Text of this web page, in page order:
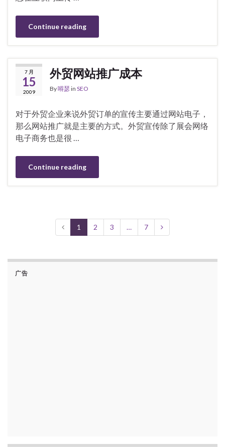
Continue reading
7 月
15
2009
外贸网站推广成本
By嘚瑟 in SEO
对于外贸企业来说外贸订单的宣传主要通过网站电子，
那么网站推广就是主要的方式。外贸宣传除了展会网络
电子商务也是很 …
Continue reading
1 2 3 … 7
广告